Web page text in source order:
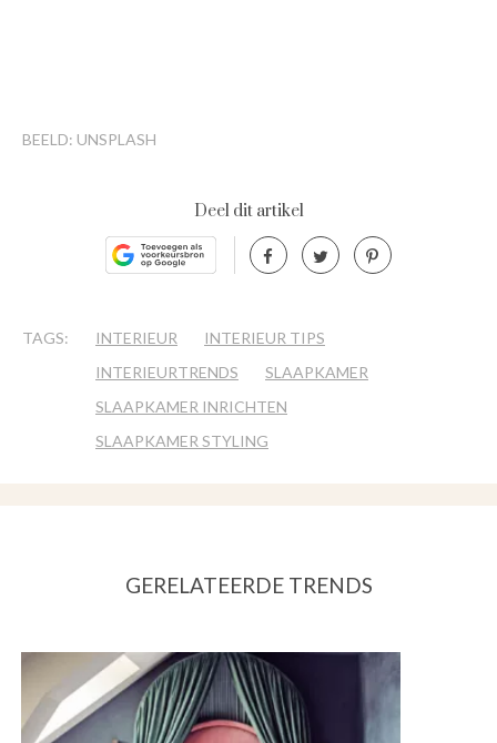
BEELD: UNSPLASH
Deel dit artikel
TAGS: INTERIEUR
INTERIEUR TIPS
INTERIEURTRENDS
SLAAPKAMER
SLAAPKAMER INRICHTEN
SLAAPKAMER STYLING
GERELATEERDE TRENDS